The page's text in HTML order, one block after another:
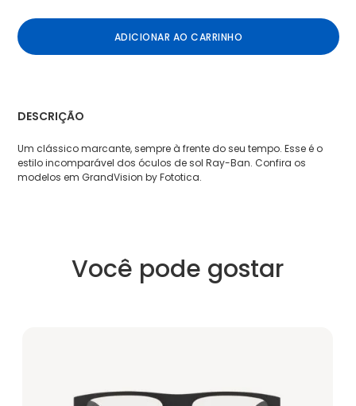
ADICIONAR AO CARRINHO
DESCRIÇÃO
Um clássico marcante, sempre à frente do seu tempo. Esse é o
estilo incomparável dos óculos de sol Ray-Ban. Confira os
modelos em GrandVision by Fototica.
Você pode gostar